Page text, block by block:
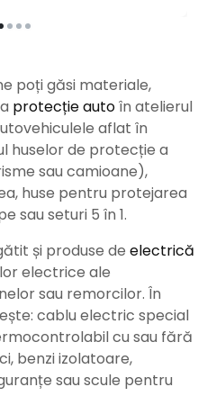
poți găsi materiale,
protecție autoîn atelierul
aflat în
huselor de protecție a
sau camioane),
huse pentru protejarea
sau seturi 5 în 1.
și produse de electrică
electrice ale
sau remorcilor. În
cablu electric special
cu sau fără
benzi izolatoare,
sau scule pentru